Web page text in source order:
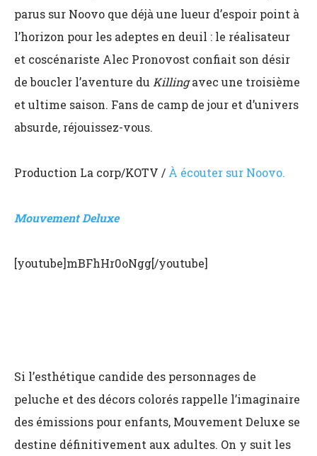
parus sur Noovo que déjà une lueur d’espoir point à
l’horizon pour les adeptes en deuil : le réalisateur
et coscénariste Alec Pronovost confiait son désir
de boucler l’aventure du Killingavec une troisième
et ultime saison. Fans de camp de jour et d’univers
absurde, réjouissez-vous.
Production La corp/KOTV / À écouter sur Noovo.
Mouvement Deluxe
[youtube]mBFhHr0oNgg[/youtube]
Si l’esthétique candide des personnages de
peluche et des décors colorés rappelle l’imaginaire
des émissions pour enfants, Mouvement Deluxe se
destine définitivement aux adultes. On y suit les